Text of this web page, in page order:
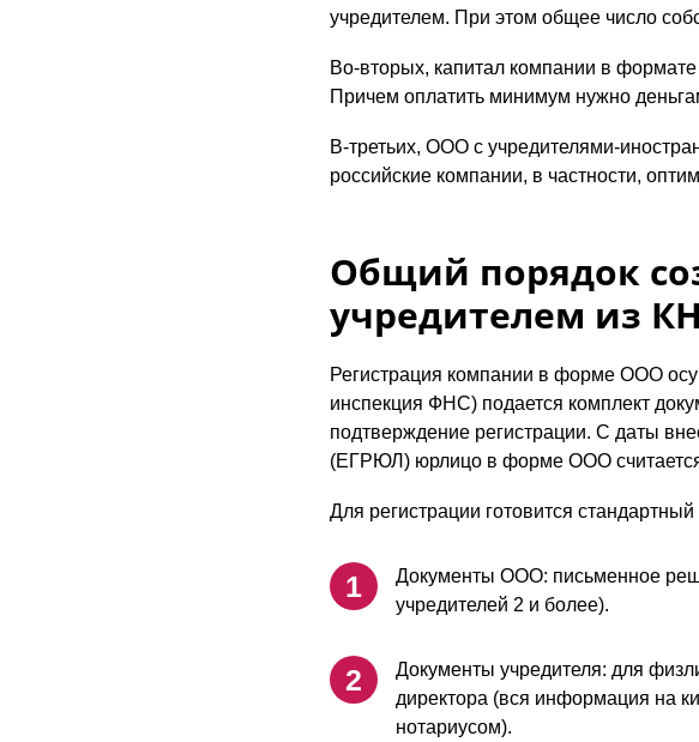
учредителем. При этом общее число
Во-вторых, капитал компании в
Причем оплатить минимум нужно
В-третьих, ООО с учредителями-
российские компании, в частности,
Общий порядок
учредителем из
Регистрация компании в форме ООО
инспекция ФНС) подается комплект
подтверждение регистрации. С даты
(ЕГРЮЛ) юрлицо в форме ООО
Для регистрации готовится
Документы ООО: письменное
учредителей 2 и более).
Документы учредителя: для
директора (вся информация на
нотариусом).